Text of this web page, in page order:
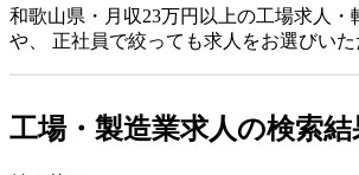
和歌山県・月収23万円以上の工場求人
や、 正社員で絞っても求人をお選びいた
工場・製造業求人の検索結